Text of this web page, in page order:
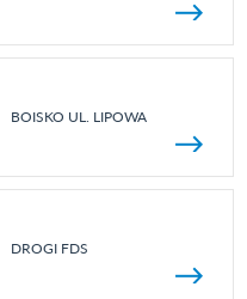
BOISKO UL. LIPOWA
DROGI FDS